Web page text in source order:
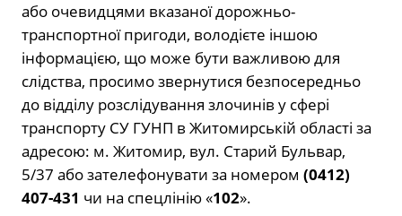
або очевидцями вказаної дорожньо-
транспортної пригоди, володієте іншою
інформацією, що може бути важливою для
слідства, просимо звернутися безпосередньо
до відділу розслідування злочинів у сфері
транспорту СУ ГУНП в Житомирській області за
адресою: м. Житомир, вул. Старий Бульвар,
5/37 або зателефонувати за номером (0412)
407-431 чи на спецлінію «102».